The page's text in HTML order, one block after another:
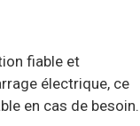
fiable et
électrique, ce
en cas de besoin.